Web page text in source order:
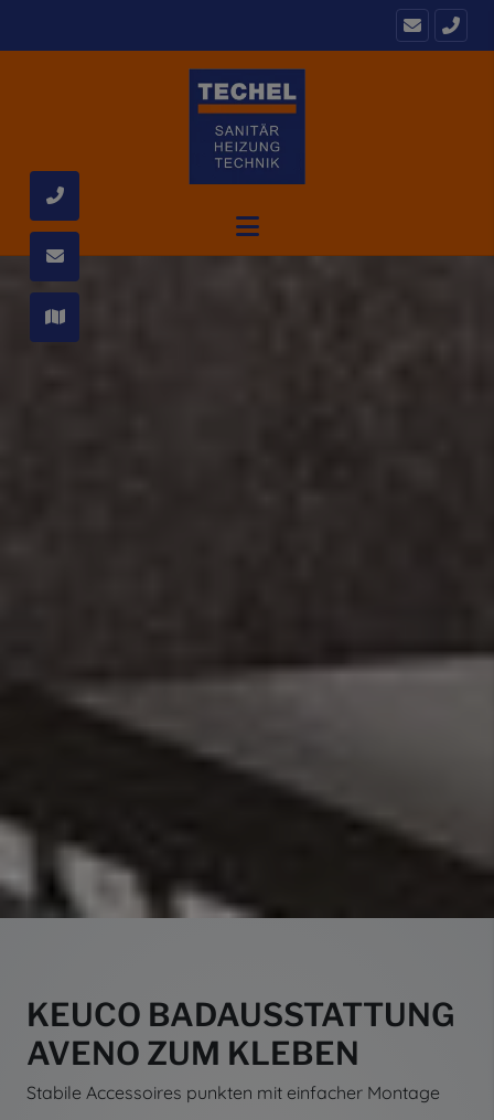
KEUCO BADAUSSTATTUNG
AVENO ZUM KLEBEN
Stabile Accessoires punkten mit einfacher Montage